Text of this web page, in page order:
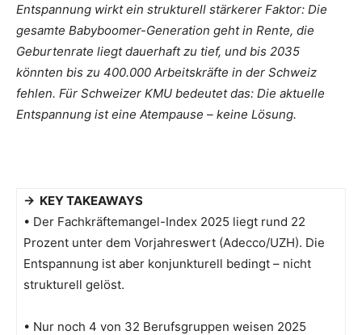
Entspannung wirkt ein strukturell stärkerer Faktor: Die
gesamte Babyboomer-Generation geht in Rente, die
Geburtenrate liegt dauerhaft zu tief, und bis 2035
könnten bis zu 400.000 Arbeitskräfte in der Schweiz
fehlen. Für Schweizer KMU bedeutet das: Die aktuelle
Entspannung ist eine Atempause – keine Lösung.
→ KEY TAKEAWAYS
• Der Fachkräftemangel-Index 2025 liegt rund 22
Prozent unter dem Vorjahreswert (Adecco/UZH). Die
Entspannung ist aber konjunkturell bedingt – nicht
strukturell gelöst.
• Nur noch 4 von 32 Berufsgruppen weisen 2025